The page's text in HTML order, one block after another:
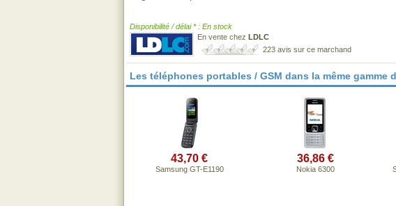
Disponibilité / délai * : En stock
En vente chez LDLC
223 avis sur ce marchand
Les téléphones portables / GSM dans la même gamme
43,70 €
Samsung GT-E1190
36,86 €
Nokia 6300